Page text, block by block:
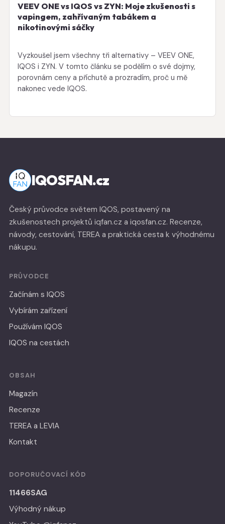
VEEV ONE vs IQOS vs ZYN: Moje zkušenosti s
vapingem, zahřívaným tabákem a
nikotinovými sáčky
Vyzkoušel jsem všechny tři alternativy – VEEV ONE,
IQOS i ZYN. V tomto článku se podělím o své dojmy,
porovnám ceny a příchutě a prozradím, proč u mě
nakonec vede IQOS.
IQOSFAN.cz
Český průvodce světem IQOS, postavený na
zkušenostech projektů iqfan.cz a iqosfan.cz. Recenze,
návody, cestování, TEREA a praktická cesta k výhodnému
nákupu.
PRŮVODCE
Začínám s IQOS
Vybírám zařízení
Používám IQOS
IQOS na cestách
OBSAH
Magazín
Recenze
TEREA a LEVIA
Kontakt
DOPORUČOVACÍ KÓD
11466SAG
Výhodný nákup